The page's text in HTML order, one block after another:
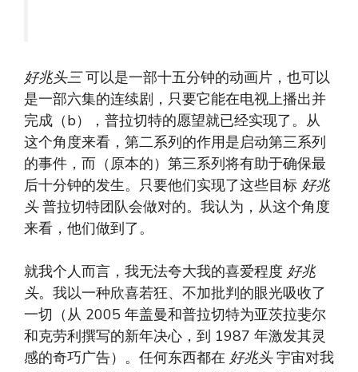
好兆头三可以是一部十五分钟的动画片，也可以
是一部六集的连续剧，只要它能在电视上播出并
完成（b），普拉切特的愿望就已经实现了。从
这个角度来看，第二系列的作用是启动第三系列
的事件，而（原本的）第三系列将有助于确保最
后十分钟的发生。只要他们实现了这些目标 好兆
头普拉切特团队会做对的。我认为，从这个角度
来看，他们做到了。
就我个人而言，我无法夸大我的喜爱程度 好兆
头。我以一种欣喜若狂、不加批判的眼光吸收了
一切（从 2005 年盖曼和普拉切特为亚茨拉斐尔
和克劳利撰写的新年决心，到 1987 年激发其灵
感的奇巧广告）。任何东西都在 好兆头宇宙对我